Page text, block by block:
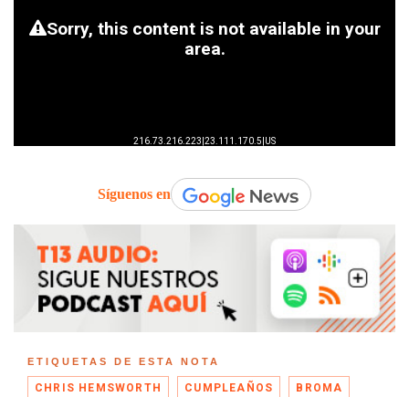
Síguenos en
ETIQUETAS DE ESTA NOTA
CHRIS HEMSWORTH CUMPLEAÑOS BROMA